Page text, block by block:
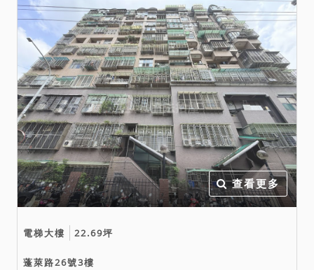
的拍定日或拍定日前，縱已
拍定，本院亦得撤銷拍定，
無息返還已經繳交之款項，
應買人、拍定人、債權人、
債務人均不得異議，不同意
之應買人請勿參與本件標的
之應買。
五、本件標的物原所有權人
或使用人如有積欠工程受益
費及水電、瓦斯或管理費等
費用，應由拍定人自行查明
查看更多
電梯大樓 22.69坪
蓬萊路26號3樓